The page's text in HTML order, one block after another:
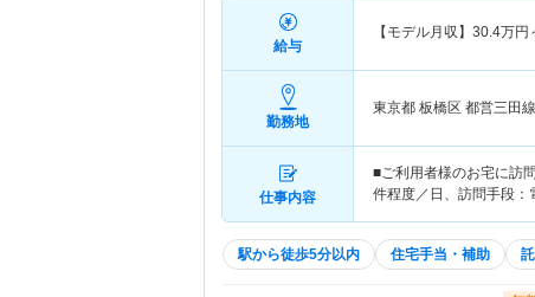
給与
【モデル月収】 30.4万円
勤務地
東京都 板橋区 都営三田
仕事内容
■ご利用者様のお宅に訪
件程度／日、訪問手段
駅から徒歩5分以内 住宅手当・補助